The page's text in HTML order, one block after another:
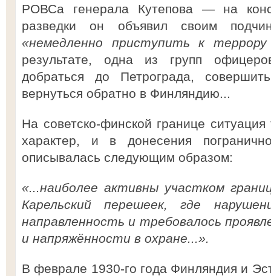
РОВСа генерала Кутепова — на
разведки он объявил своим
«немедленно приступить к
результате, одна из групп
добраться до Петрограда,
вернуться обратно в Финляндию...
На советско-финской границе
характер, и в донесения
описывалась следующим образом:
«...наиболее активны участком
Карельский перешеек, где
направленность и требовалось
и напряжённости в охране...».
В феврале 1930-го года Финляндия и